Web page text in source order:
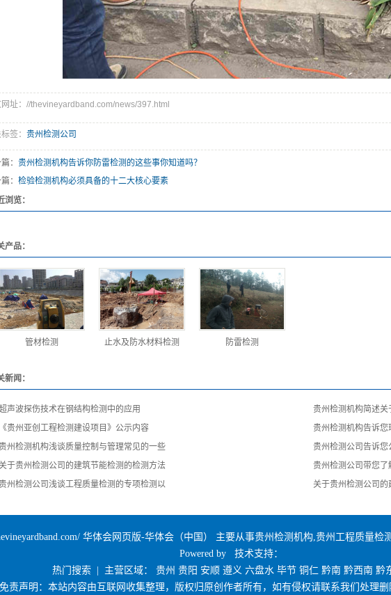
址：//thevineyardband.com/news/397.html
签： 贵州检测公司
： 贵州检测机构告诉你防雷检测的这些事你知道吗？
： 检验检测机构必须具备的十二大核心要素
浏览：
产品：
管材检测 止水及防水材料检测 防雷检测
新闻：
声波探伤技术在钢结构检测中的应用
贵州检测机构简述关
《贵州亚创工程检测建设项目》公示内容
贵州检测机构告诉您
州检测机构浅谈质量控制与管理常见的一些
贵州检测公司告诉您
于贵州检测公司的建筑节能检测的检测方法
贵州检测公司带您了
州检测公司浅谈工程质量检测的专项检测以
关于贵州检测公司
华体会网页版-华体会（中国） 主要从事贵州检测机构,贵州工程质量检测
Powered by 技术支持：
热门搜索| 主营区域： 贵州 贵阳 安顺 遵义 六盘水 毕节 铜仁 黔南 黔西南 黔
免责声明：本站内容由互联网收集整理，版权归原创作者所有，如有侵权请联系我们处理删